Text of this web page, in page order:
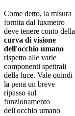
Come detto, la misura
fornita dal luxmetro
deve tenere conto della
curva di visione
dell'occhio umano
rispetto alle varie
componenti spettrali
della luce. Vale quindi
la pena un breve
ripasso sul
funzionamento
dell'occhio umano